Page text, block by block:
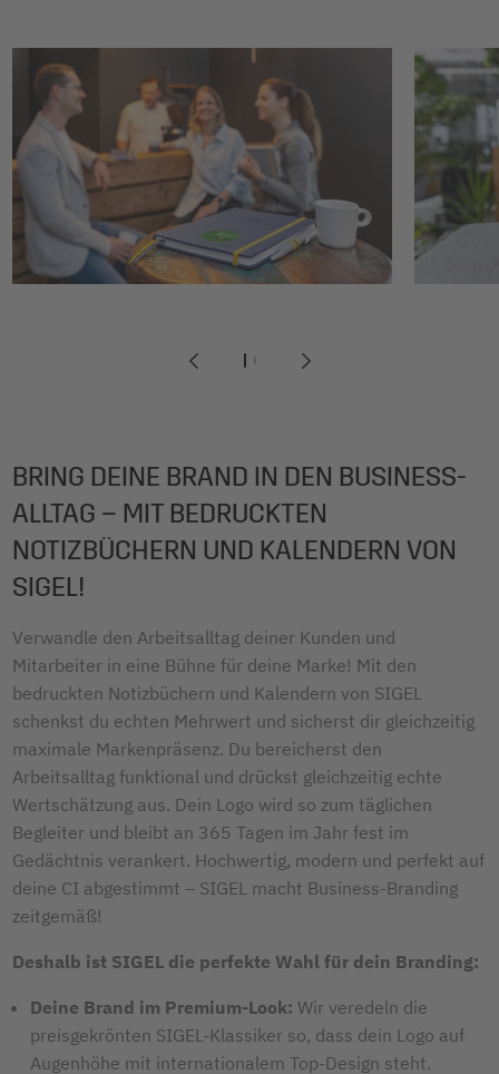
12
BRING DEINE BRAND IN DEN BUSINESS-
ALLTAG – MIT BEDRUCKTEN
NOTIZBÜCHERN UND KALENDERN VON
SIGEL!
Verwandle den Arbeitsalltag deiner Kunden und
Mitarbeiter in eine Bühne für deine Marke! Mit den
bedruckten Notizbüchern und Kalendern von SIGEL
schenkst du echten Mehrwert und sicherst dir gleichzeitig
maximale Markenpräsenz. Du bereicherst den
Arbeitsalltag funktional und drückst gleichzeitig echte
Wertschätzung aus. Dein Logo wird so zum täglichen
Begleiter und bleibt an 365 Tagen im Jahr fest im
Gedächtnis verankert. Hochwertig, modern und perfekt auf
deine CI abgestimmt – SIGEL macht Business-Branding
zeitgemäß!
Deshalb ist SIGEL die perfekte Wahl für dein Branding:
Deine Brand im Premium-Look: Wir veredeln die
preisgekrönten SIGEL-Klassiker so, dass dein Logo auf
Augenhöhe mit internationalem Top-Design steht.